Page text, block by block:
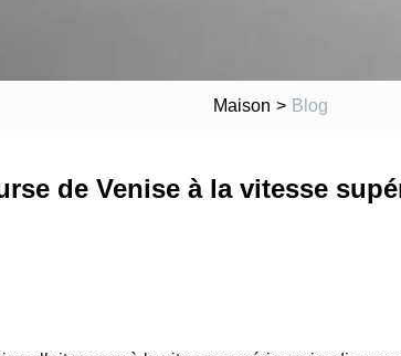
Maison > Blog
de Venise à la vitesse